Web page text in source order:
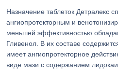
Назначение таблеток Детралекс
ангиопротекторным и
меньшей эффективностью
Гливенол. В их составе
имеет ангиопротекторное
виде мази с содержанием